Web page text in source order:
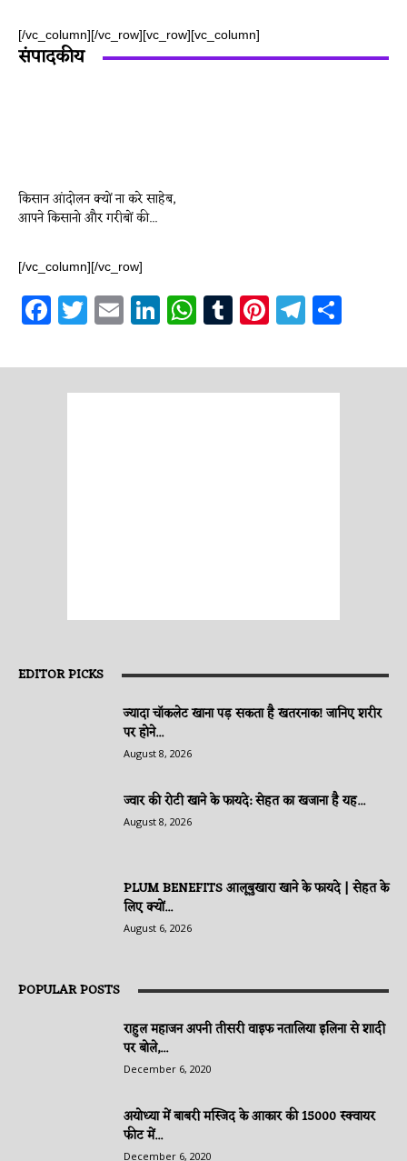
[/vc_column][/vc_row][vc_row][vc_column]
संपादकीय
किसान आंदोलन क्यों ना करे साहेब,
आपने किसानो और गरीबों की...
[/vc_column][/vc_row]
Facebook
Twitter
EmailLinkedIn
WhatsApp
Tumblr
Pinterest
EDITOR PICKS
ज्यादा चॉकलेट खाना पड़ सकता है खतरनाक! जानिए शरीर
पर होने...
August 8, 2026
ज्वार की रोटी खाने के फायदे: सेहत का खजाना है यह...
August 8, 2026
PLUM BENEFITS आलूबुखारा खाने के फायदे | सेहत के
लिए क्यों...
August 6, 2026
POPULAR POSTS
राहुल महाजन अपनी तीसरी वाइफ नतालिया इलिना से शादी
पर बोले,...
December 6, 2020
अयोध्या में बाबरी मस्जिद के आकार की 15000 स्क्वायर
फीट में...
December 6, 2020